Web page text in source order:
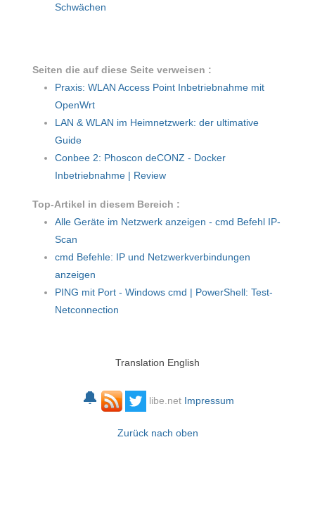
Schwächen
Seiten die auf diese Seite verweisen :
Praxis: WLAN Access Point Inbetriebnahme mit
OpenWrt
LAN & WLAN im Heimnetzwerk: der ultimative
Guide
Conbee 2: Phoscon deCONZ - Docker
Inbetriebnahme | Review
Top-Artikel in diesem Bereich :
Alle Geräte im Netzwerk anzeigen - cmd Befehl IP-
Scan
cmd Befehle: IP und Netzwerkverbindungen
anzeigen
PING mit Port - Windows cmd | PowerShell: Test-
Netconnection
Translation English
🔔 libe.net Impressum
Zurück nach oben